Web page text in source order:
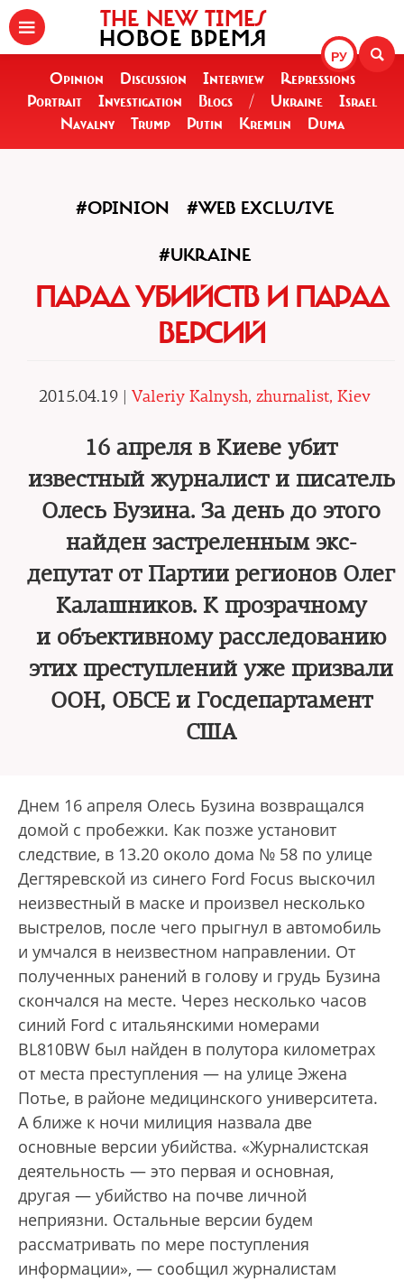
РУ
THE NEW TIMES
НОВОЕ ВРЕМЯ
Opinion Discussion Interview
Repressions
Portrait
Investigation Blogs / Ukraine
Israel
Navalny
Trump Putin Kremlin Duma
#OPINION #WEB EXCLUSIVE
#UKRAINE
ПАРАД УБИЙСТВ И ПАРАД
ВЕРСИЙ
2015.04.19 | Valeriy Kalnysh, zhurnalist, Kiev
16 апреля в Киеве убит
известный журналист и писатель
Олесь Бузина. За день до этого
найден застреленным экс-
депутат от Партии регионов Олег
Калашников. К прозрачному
и объективному расследованию
этих преступлений уже призвали
ООН, ОБСЕ и Госдепартамент
США
Днем 16 апреля Олесь Бузина возвращался
домой с пробежки. Как позже установит
следствие, в 13.20 около дома № 58 по улице
Дегтяревской из синего Ford Focus выскочил
неизвестный в маске и произвел несколько
выстрелов, после чего прыгнул в автомобиль
и умчался в неизвестном направлении. От
полученных ранений в голову и грудь Бузина
скончался на месте. Через несколько часов
синий Ford с итальянскими номерами
BL810ВW был найден в полутора километрах
от места преступления — на улице Эжена
Потье, в районе медицинского университета.
А ближе к ночи милиция назвала две
основные версии убийства. «Журналистская
деятельность — это первая и основная,
другая — убийство на почве личной
неприязни. Остальные версии будем
рассматривать по мере поступления
информации», — сообщил журналистам